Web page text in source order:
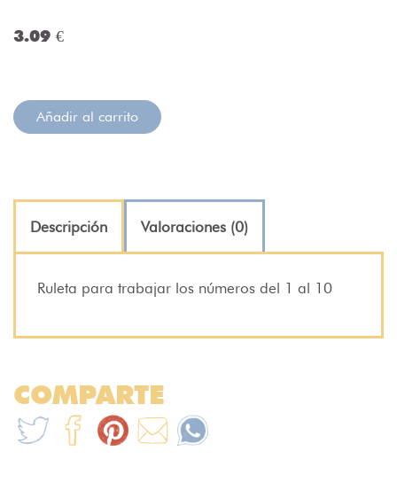
3.09 €
Añadir al carrito
Descripción Valoraciones (0)
Ruleta para trabajar los números del 1 al 10
COMPARTE